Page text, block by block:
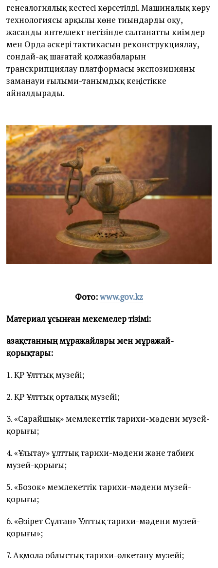
генеалогиялық кестесі көрсетілді. Машиналық көру
технологиясы арқылы көне тиындарды оқу,
жасанды интеллект негізінде салтанатты киімдер
мен Орда әскері тактикасын реконструкциялау,
сондай-ақ шағатай қолжазбаларын
транскрипциялау платформасы экспозицияны
заманауи ғылыми-танымдық кеңістікке
айналдырады.
Фото:www.gov.kz
Материал ұсынған мекемелер тізімі:
Қазақстанның мұражайлары мен мұражай-
қорықтары:
1. ҚР Ұлттық музейі;
2. ҚР Ұлттық орталық музейі;
3. «Сарайшық» мемлекеттік тарихи-мәдени музей-
қорығы;
4. «Ұлытау» ұлттық тарихи-мәдени және табиғи
музей-қорығы;
5. «Бозок» мемлекеттік тарихи-мәдени музей-
қорығы;
6. «Әзірет Сұлтан» Ұлттық тарихи-мәдени музей-
қорығы»;
7. Ақмола облыстық тарихи-өлкетану музейі;